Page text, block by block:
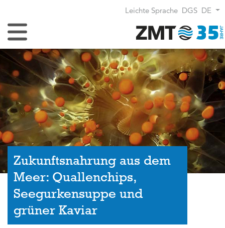
Leichte Sprache DGS DE
Navigation umschalten
Zukunftsnahrung aus dem
Meer: Quallenchips,
Seegurkensuppe und
grüner Kaviar